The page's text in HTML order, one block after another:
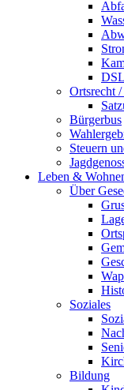
DSL
Ortsrecht /
Bürgerbus
Steuern
Leben &
Über
Soziales
Bildung